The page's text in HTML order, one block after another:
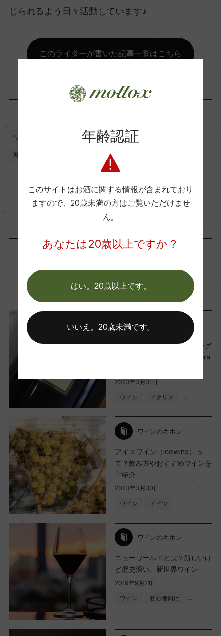
じられるよう日々活動しています♪
このライターが書いた記事一覧はこちら
ワイン howto 基礎知識
知識を深めたい
ワインのキホン
イタリア産高級スパークリング
ワイン「フランチャコルタ Fra
2023年3月31日
ワイン イタリア …
ワインのキホン
アイスワイン（icewine）っ
て？飲み方やおすすめワインを
ご紹介
2023年3月30日
ワイン ドイツ …
ワインのキホン
ニューワールドとは？新しいけ
ど歴史深い、新世界ワイン
2019年9月21日
ワイン 初心者向け …
年齢認証
このサイトはお酒に関する情報が含まれており
ますので、 20歳未満の方はご覧いただけませ
ん。
あなたは20歳以上ですか？
はい。20歳以上です。
いいえ。20歳未満です。